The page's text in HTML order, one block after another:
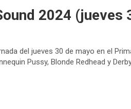
2024 (jueves
del jueves 30 de mayo en el
Pussy, Blonde Redhead y